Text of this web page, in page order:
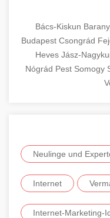
Bács-Kiskun
Budapest Csongrád
Heves Jász-
Nógrád Pest Somogy
Neulinge und
Internet
Internet-Marketing-